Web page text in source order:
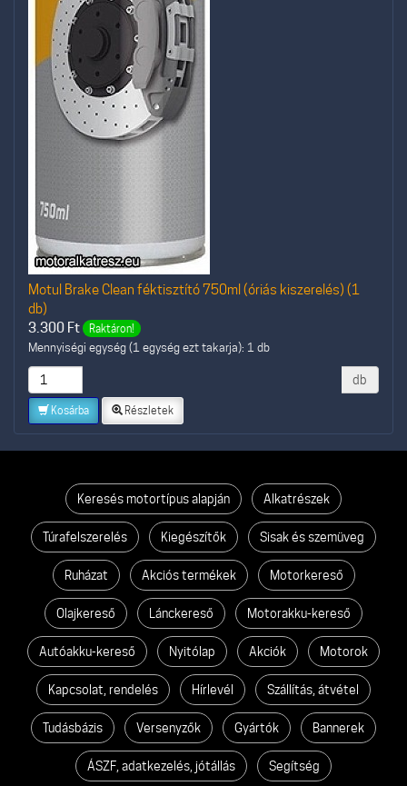
Motul Brake Clean féktisztító 750ml (óriás kiszerelés) (1
db)
3.300 Ft Raktáron!
Mennyiségi egység (1 egység ezt takarja): 1 db
db
Kosárba Részletek
Keresés motortípus alapján Alkatrészek
Túrafelszerelés Kiegészítők Sisak és szemüveg
Ruházat Akciós termékek Motorkereső
Olajkereső Lánckereső Motorakku-kereső
Autóakku-kereső Nyitólap Akciók Motorok
Kapcsolat, rendelés Hírlevél Szállítás, átvétel
Tudásbázis Versenyzők Gyártók Bannerek
ÁSZF, adatkezelés, jótállás Segítség